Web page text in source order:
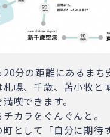
分の距離にあるまち
幌、千歳、苫小牧と
喫できます。
カラをぐんぐんと。
として「自分に期待